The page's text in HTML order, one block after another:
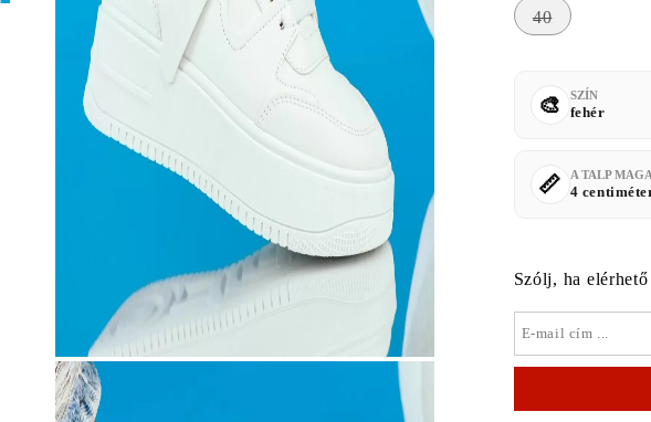
40
SZÍN
fehér
A TALP
4
Szólj, ha elérhető